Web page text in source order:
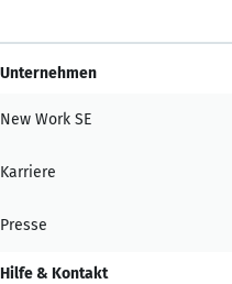
Unternehmen
New Work SE
Karriere
Presse
Hilfe & Kontakt